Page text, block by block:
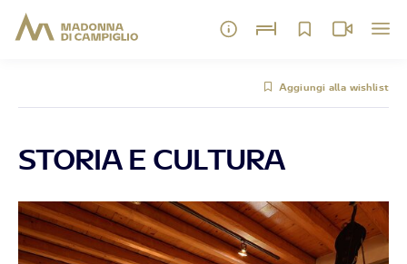
Aggiungi alla wishlist
STORIA E CULTURA